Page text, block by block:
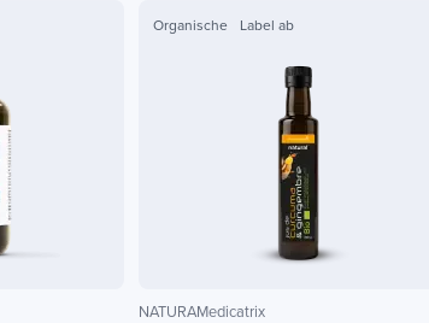
Organische Label ab
NATURAMedicatrix